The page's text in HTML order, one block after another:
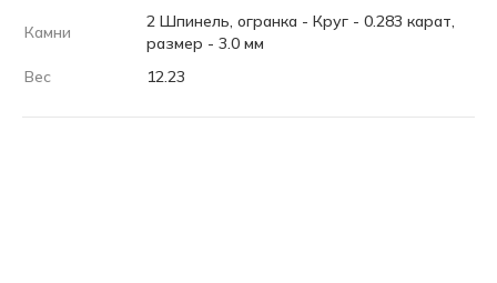
Камни
2 Шпинель, огранка - Круг - 0.283 карат,
размер - 3.0 мм
Вес
12.23